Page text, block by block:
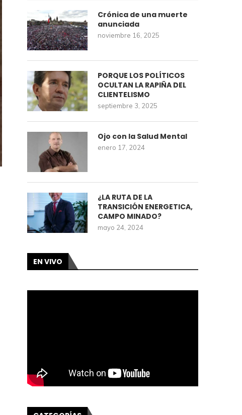
Crónica de una muerte
anunciada
noviembre 16, 2025
PORQUE LOS POLÍTICOS
OCULTAN LA RAPIÑA DEL
CLIENTELISMO
septiembre 3, 2025
Ojo con la Salud Mental
enero 17, 2024
¿LA RUTA DE LA
TRANSICIÓN ENERGETICA,
CAMPO MINADO?
mayo 24, 2024
EN VIVO